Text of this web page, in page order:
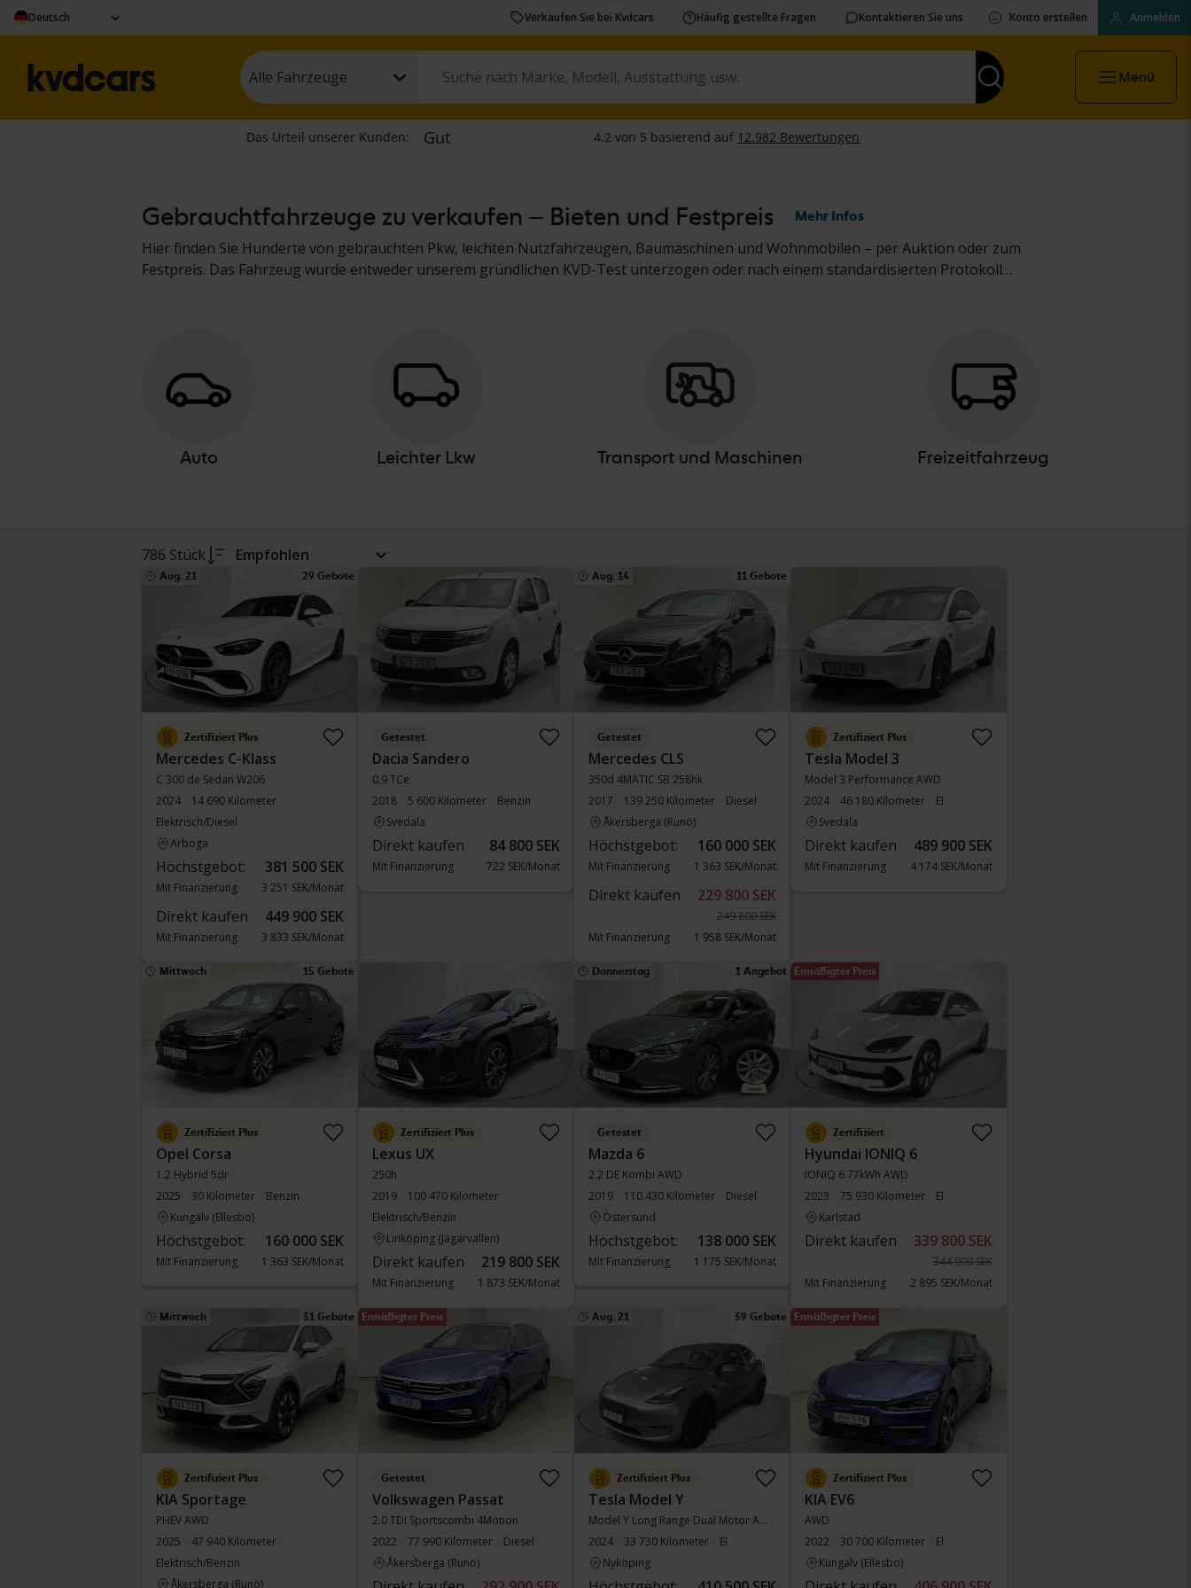
Deutsch Verkaufen Sie bei Kvdcars Häufig gestellte Fragen Kontaktieren Sie uns Konto erstellen Anmelden
Alle Fahrzeuge Menü
Gebrauchtfahrzeuge zu verkaufen – Bieten und Festpreis Mehr Infos
Hier finden Sie Hunderte von gebrauchten Pkw, leichten Nutzfahrzeugen, Baumaschinen und Wohnmobilen – per Auktion oder zum
Festpreis. Das Fahrzeug wurde entweder unserem gründlichen KVD-Test unterzogen oder nach einem standardisierten Protokoll
Auto Leichter Lkw Transport und Maschinen Freizeitfahrzeug
786 Stück Empfohlen
Aug. 21 29 Gebote
Zertifiziert Plus
Mercedes C-Klass
C 300 de Sedan W206
2024
14 690 Kilometer
Elektrisch/Diesel
Arboga
Höchstgebot: 381 500 SEK
Mit Finanzierung 3 251 SEK/Monat
Direkt kaufen 449 900 SEK
Mit Finanzierung 3 833 SEK/Monat
Getestet
Dacia Sandero
0.9 TCe
2018
5 600 Kilometer
Benzin
Svedala
Direkt kaufen 84 800 SEK
Mit Finanzierung 722 SEK/Monat
Aug. 14 11 Gebote
Getestet
Mercedes CLS
350d 4MATIC SB 258hk
2017
139 250 Kilometer
Diesel
Åkersberga (Runö)
Höchstgebot: 160 000 SEK
Mit Finanzierung 1 363 SEK/Monat
Direkt kaufen 229 800 SEK
249 800 SEK
Mit Finanzierung
1 958 SEK/Monat
Zertifiziert Plus
Tesla Model 3
Model 3 Performance AWD
2024
46 180 Kilometer
El
Svedala
Direkt kaufen 489 900 SEK
Mit Finanzierung 4 174 SEK/Monat
Mittwoch 15 Gebote
Zertifiziert Plus
Opel Corsa
1.2 Hybrid 5dr
2025
30 Kilometer
Benzin
Kungälv (Ellesbo)
Höchstgebot: 160 000 SEK
Mit Finanzierung 1 363 SEK/Monat
Zertifiziert Plus
Lexus UX
250h
2019
100 470 Kilometer
Elektrisch/Benzin
Linköping (Jägarvallen)
Direkt kaufen 219 800 SEK
Mit Finanzierung 1 873 SEK/Monat
Donnerstag 1 Angebot
Getestet
Mazda 6
2.2 DE Kombi AWD
2019
110 430 Kilometer
Diesel
Östersund
Höchstgebot: 138 000 SEK
Mit Finanzierung 1 175 SEK/Monat
Ermäßigter Preis
Zertifiziert
Hyundai IONIQ 6
IONIQ 6 77kWh AWD
2023
75 930 Kilometer
El
Karlstad
Direkt kaufen 339 800 SEK
344 900 SEK
Mit Finanzierung
2 895 SEK/Monat
Mittwoch 31 Gebote
Zertifiziert Plus
KIA Sportage
PHEV AWD
2025
47 940 Kilometer
Elektrisch/Benzin
Åkersberga (Runö)
Ermäßigter Preis
Getestet
Volkswagen Passat
2.0 TDI Sportscombi 4Motion
2022
77 990 Kilometer
Diesel
Åkersberga (Runö)
Aug. 21 39 Gebote
Zertifiziert Plus
Tesla Model Y
Model Y Long Range Dual Motor AWD
2024
33 730 Kilometer
El
Nyköping
Ermäßigter Preis
Zertifiziert Plus
KIA EV6
AWD
2022
30 700 Kilometer
El
Kungälv (Ellesbo)